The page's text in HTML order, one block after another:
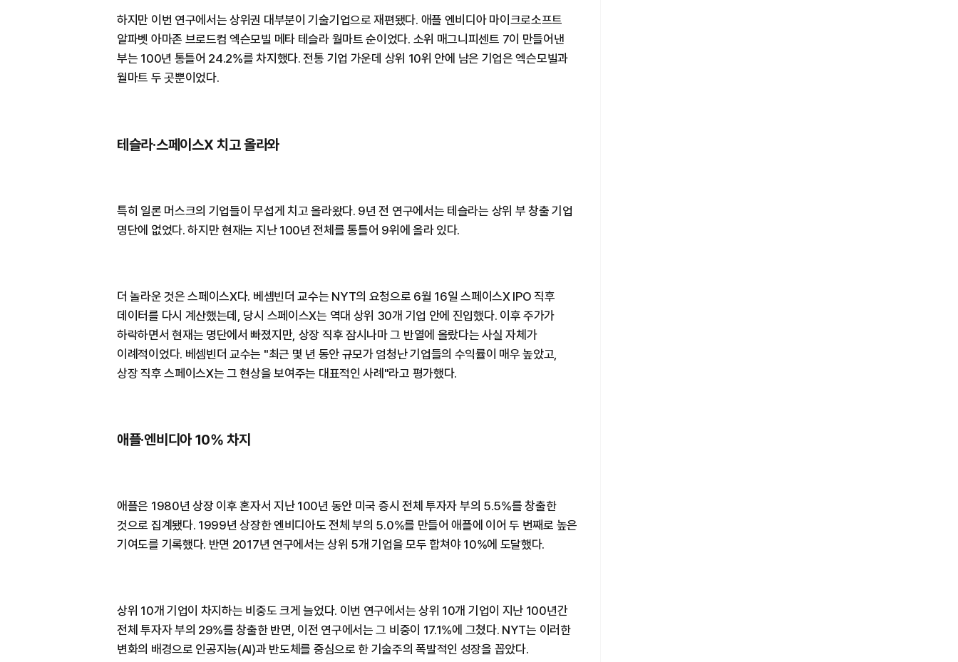
하지만 이번 연구에서는 상위권 대부분이 기술기업으로 재편됐다. 애플 엔비디아 마이크로소프트
알파벳 아마존 브로드컴 엑슨모빌 메타 테슬라 월마트 순이었다. 소위 매그니피센트 7이 만들어낸
부는 100년 통틀어 24.2%를 차지했다. 전통 기업 가운데 상위 10위 안에 남은 기업은 엑슨모빌과
월마트 두 곳뿐이었다.
테슬라·스페이스X 치고 올라와
특히 일론 머스크의 기업들이 무섭게 치고 올라왔다. 9년 전 연구에서는 테슬라는 상위 부 창출 기업
명단에 없었다. 하지만 현재는 지난 100년 전체를 통틀어 9위에 올라 있다.
더 놀라운 것은 스페이스X다. 베셈빈더 교수는 NYT의 요청으로 6월 16일 스페이스X IPO 직후
데이터를 다시 계산했는데, 당시 스페이스X는 역대 상위 30개 기업 안에 진입했다. 이후 주가가
하락하면서 현재는 명단에서 빠졌지만, 상장 직후 잠시나마 그 반열에 올랐다는 사실 자체가
이례적이었다. 베셈빈더 교수는 "최근 몇 년 동안 규모가 엄청난 기업들의 수익률이 매우 높았고,
상장 직후 스페이스X는 그 현상을 보여주는 대표적인 사례"라고 평가했다.
애플·엔비디아 10% 차지
애플은 1980년 상장 이후 혼자서 지난 100년 동안 미국 증시 전체 투자자 부의 5.5%를 창출한
것으로 집계됐다. 1999년 상장한 엔비디아도 전체 부의 5.0%를 만들어 애플에 이어 두 번째로 높은
기여도를 기록했다. 반면 2017년 연구에서는 상위 5개 기업을 모두 합쳐야 10%에 도달했다.
상위 10개 기업이 차지하는 비중도 크게 늘었다. 이번 연구에서는 상위 10개 기업이 지난 100년간
전체 투자자 부의 29%를 창출한 반면, 이전 연구에서는 그 비중이 17.1%에 그쳤다. NYT는 이러한
변화의 배경으로 인공지능(AI)과 반도체를 중심으로 한 기술주의 폭발적인 성장을 꼽았다.